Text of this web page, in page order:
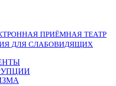
ПРИЁМНАЯ ТЕАТР
ДЛЯ СЛАБОВИДЯЩИХ